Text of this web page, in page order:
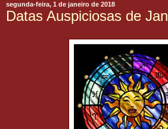
segunda-feira, 1 de janeiro de 2018
Datas Auspiciosas de